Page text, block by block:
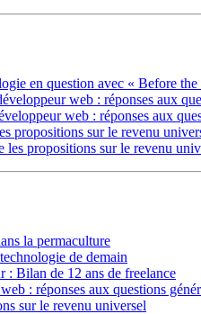
en question avec « Before
web : réponses aux
web : réponses aux
propositions sur le revenu
les propositions sur le revenu
la permaculture
de demain
: Bilan de 12 ans de freelance
: réponses aux questions
sur le revenu universel